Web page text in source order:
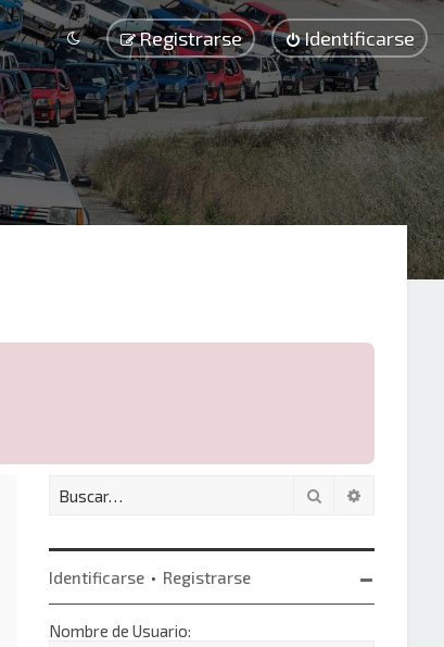
Identificarse
Registrarse
Buscar
Identificarse • Registrarse
Nombre de Usuario: